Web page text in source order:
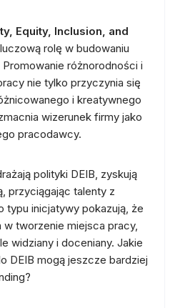
Equity, Inclusion, and
rolę w budowaniu
różnorodności i
nie tylko przyczynia się
i kreatywnego
wizerunek firmy jako
pracodawcy.
polityki DEIB, zyskują
przyciągając talenty z
typu inicjatywy pokazują, że
w tworzenie miejsca pracy,
widziany i doceniany. Jakie
DEIB mogą jeszcze bardziej